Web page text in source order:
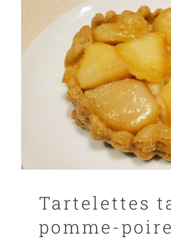
PANIER
EN
Tartelettes
pomme-poire